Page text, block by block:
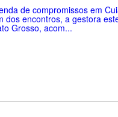
de compromissos em
encontros, a gestora
Grosso, acom...